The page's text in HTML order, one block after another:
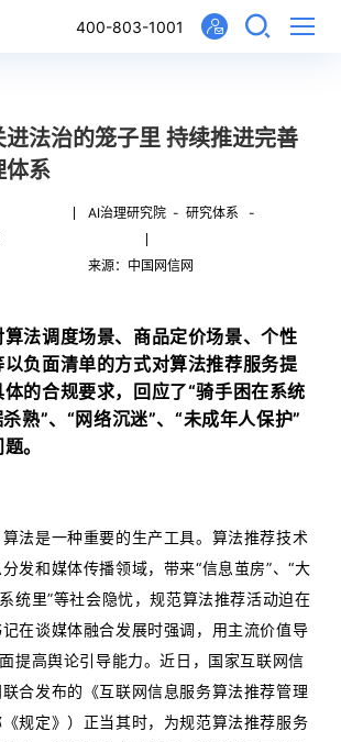
400-803-1001
法治的笼子里 持续推进完善
体系
AI治理研究院 - 研究体系 -
来源：中国网信网
算法调度场景、商品定价场景、个性
负面清单的方式对算法推荐服务提
的合规要求，回应了“骑手困在系统
熟”、“网络沉迷”、“未成年人保护”
。
法是一种重要的生产工具。算法推荐技术
发和媒体传播领域，带来“信息茧房”、“大
统里”等社会隐忧，规范算法推荐活动迫在
在谈媒体融合发展时强调，用主流价值导
提高舆论引导能力。近日，国家互联网信
合发布的《互联网信息服务算法推荐管理
规定》）正当其时，为规范算法推荐服务